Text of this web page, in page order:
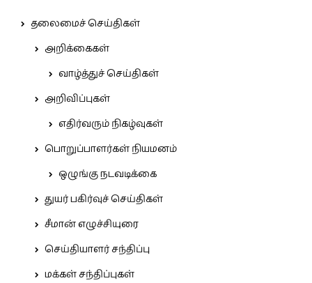
தலைமைச் செய்திகள்
அறிக்கைகள்
வாழ்த்துச் செய்திகள்
அறிவிப்புகள்
எதிர்வரும் நிகழ்வுகள்
பொறுப்பாளர்கள் நியமனம்
ஒழுங்கு நடவடிக்கை
துயர் பகிர்வுச் செய்திகள்
சீமான் எழுச்சியுரை
செய்தியாளர் சந்திப்பு
மக்கள் சந்திப்புகள்